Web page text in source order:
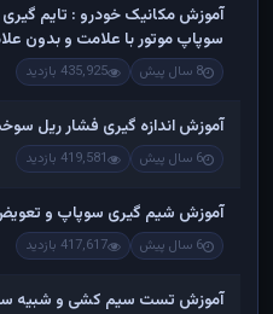
آموزش مکانیک خودرو : تایم
سوپاپ موتور با علامت و بدون
8 سال پیش 435,925 بازدید
آموزش اندازه گیری فشار ریل
6 سال پیش 419,581 بازدید
آموزش شیم گیری سوپاپ و
6 سال پیش 417,617 بازدید
آموزش تست سیم کشی و شبیه